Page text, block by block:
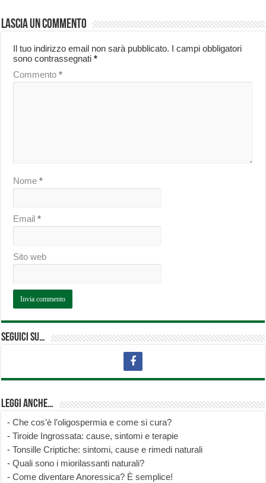
Lascia un commento
Il tuo indirizzo email non sarà pubblicato. I campi obbligatori
sono contrassegnati*
Commento*
Nome*
Email*
Sito web
Seguici su…
Leggi anche…
-Che cos’è l’oligospermia e come si cura?
-Tiroide Ingrossata: cause, sintomi e terapie
-Tonsille Criptiche: sintomi, cause e rimedi naturali
-Quali sono i miorilassanti naturali?
-Come diventare Anoressica? È semplice!